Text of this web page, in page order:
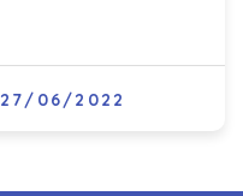
27/06/2022